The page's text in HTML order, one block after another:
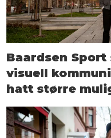
Baardsen Sport
visuell
hatt større